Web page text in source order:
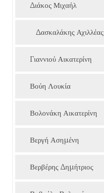
Διάκος Μιχαήλ
Δασκαλάκης Αχιλλέας
Γιαννιού Αικατερίνη
Βούη Λουκία
Βολονάκη Αικατερίνη
Βεργή Ασημένη
Βερβέρης Δημήτριος